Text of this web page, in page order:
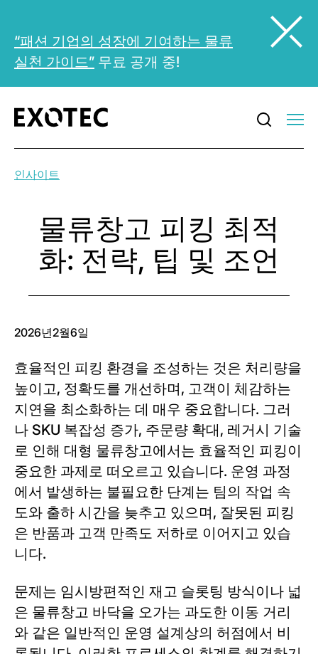
“패션 기업의 성장에 기여하는 물류
실천 가이드” 무료 공개 중!
인사이트
물류창고 피킹 최적
화: 전략, 팁 및 조언
2026년2월6일
효율적인 피킹 환경을 조성하는 것은 처리량을
높이고, 정확도를 개선하며, 고객이 체감하는
지연을 최소화하는 데 매우 중요합니다. 그러
나 SKU 복잡성 증가, 주문량 확대, 레거시 기술
로 인해 대형 물류창고에서는 효율적인 피킹이
중요한 과제로 떠오르고 있습니다. 운영 과정
에서 발생하는 불필요한 단계는 팀의 작업 속
도와 출하 시간을 늦추고 있으며, 잘못된 피킹
은 반품과 고객 만족도 저하로 이어지고 있습
니다.
문제는 임시방편적인 재고 슬롯팅 방식이나 넓
은 물류창고 바닥을 오가는 과도한 이동 거리
와 같은 일반적인 운영 설계상의 허점에서 비